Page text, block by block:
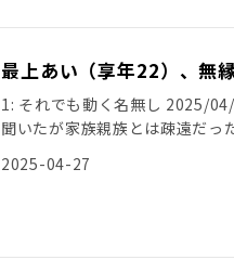
最上あい（享年22）、無
1: それでも動く名無し 2025/
聞いたが家族親族とは疎遠だっ
2025-04-27